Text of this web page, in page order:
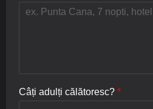
Câți adulți călătoresc? *